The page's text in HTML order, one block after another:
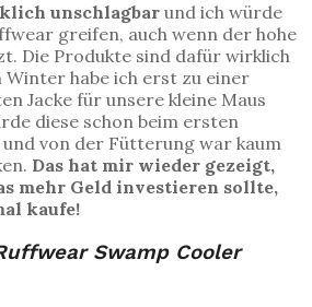
unschlagbar und ich würde
greifen, auch wenn der hohe
Die Produkte sind dafür wirklich
habe ich erst zu einer
Jacke für unsere kleine Maus
diese schon beim ersten
und von der Fütterung war kaum
Das hat mir wieder gezeigt,
mehr Geld investieren sollte,
kaufe!
Swamp Cooler